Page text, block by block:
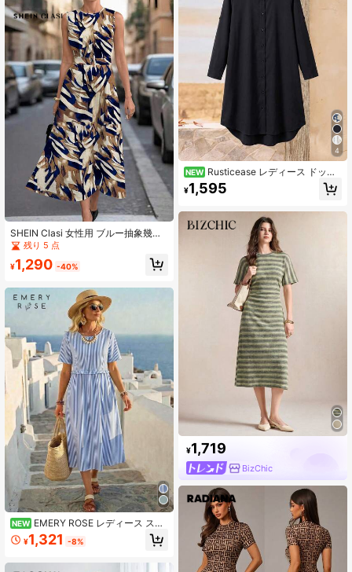
SHEIN Clasi 女性用 ブルー抽象幾何
学プリントノースリーブドレス
残り 5 点
¥1,290 -40%
NEW EMERY ROSE レディース スト
ライプ ビーチバケーション ラウンド
ネック フリル 半袖 ワンピース
¥1,321 -8%
4
NEW Rusticease レディース ドット
柄 配色 カジュアル デイリー 夏 ミド
ル丈 ワンピース
¥1,595
¥1,719
BizChic